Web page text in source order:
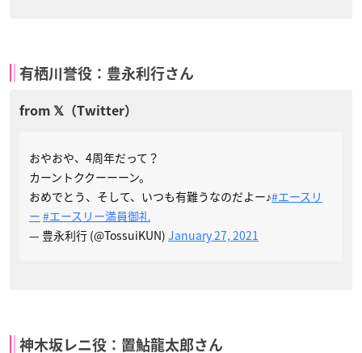
有栖川誉役：豊永利行さん
おやおや、4周年だって？
カーントククーーーン。
おめでとう、そして、いつも有難うなのだよー♪#エースリ
ー #エースリー満員御礼
— 豊永利行 (@TossuiKUN) January 27, 2021
神木坂レニ役：置鮎龍太郎さん